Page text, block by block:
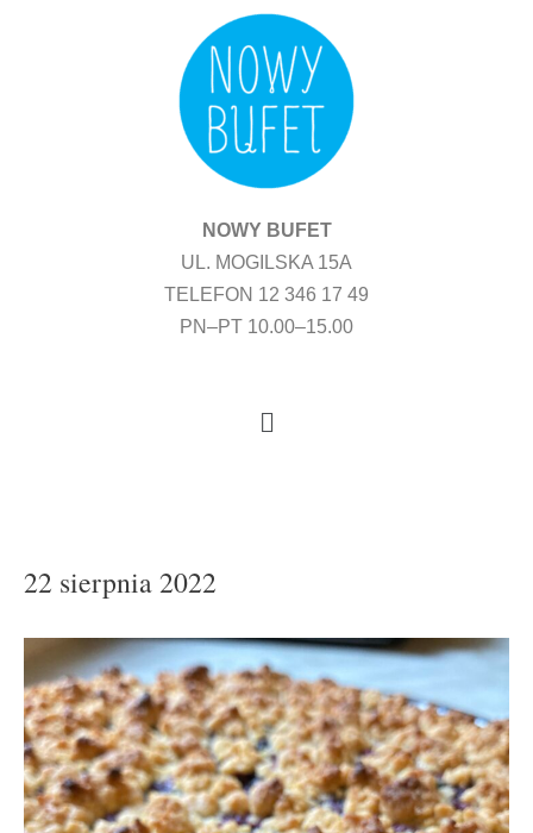
NOWY BUFET
UL. MOGILSKA 15A
TELEFON 12 346 17 49
PN–PT 10.00–15.00
Menu
22 sierpnia 2022